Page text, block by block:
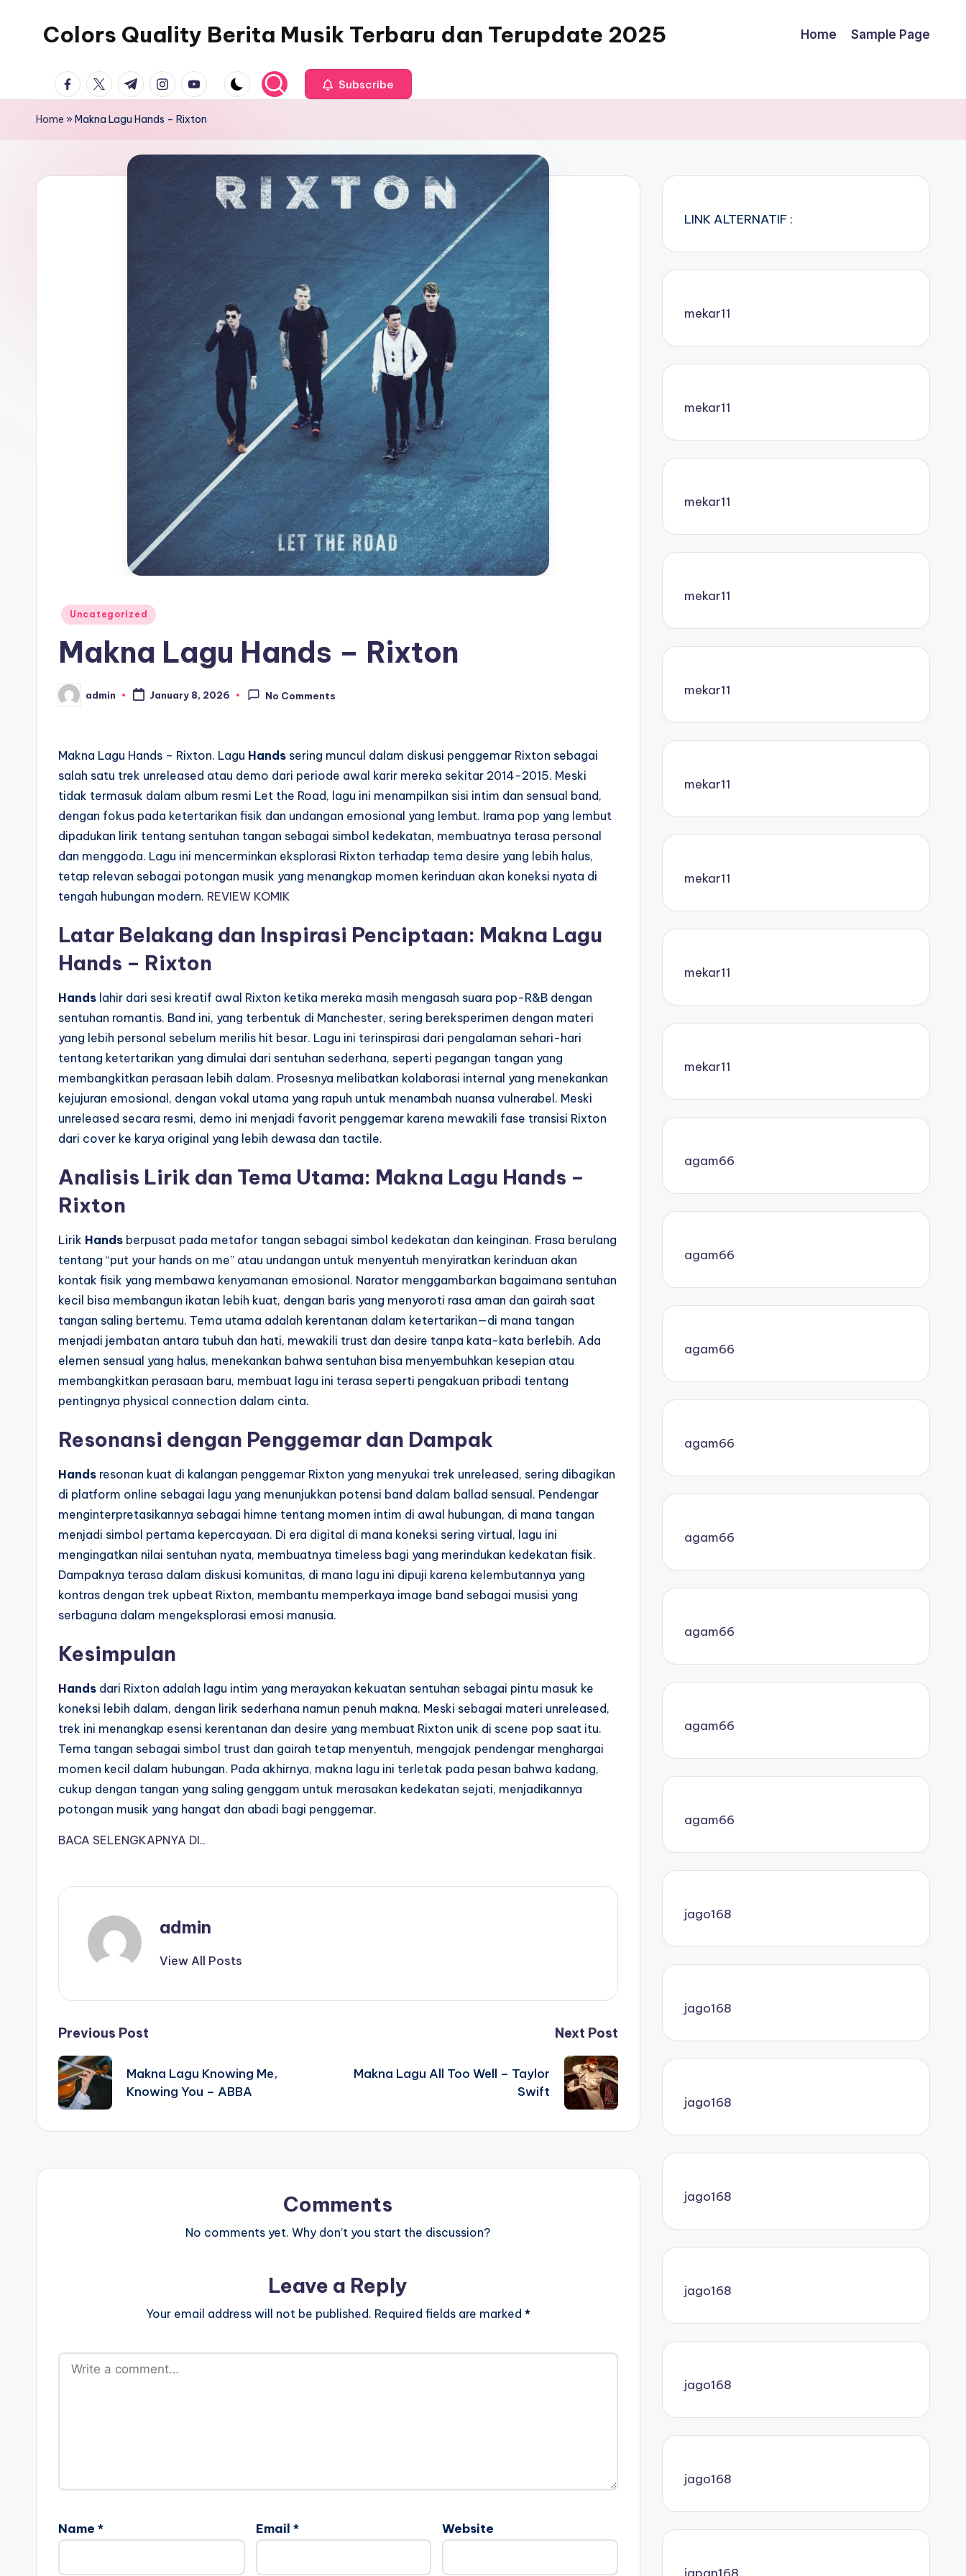
Colors Quality Berita Musik Terbaru dan Terupdate 2025 Home Sample Page
facebook.com
twitter.com
t.me instagram.com
youtube.com Subscribe
Home »Makna Lagu Hands – Rixton
Posted
Uncategorized
Makna Lagu Hands – Rixton
Posted
by
admin January 8, 2026 No Comments
Makna Lagu Hands – Rixton. Lagu Hands sering muncul dalam diskusi penggemar Rixton sebagai
salah satu trek unreleased atau demo dari periode awal karir mereka sekitar 2014-2015. Meski
tidak termasuk dalam album resmi Let the Road, lagu ini menampilkan sisi intim dan sensual band,
dengan fokus pada ketertarikan fisik dan undangan emosional yang lembut. Irama pop yang lembut
dipadukan lirik tentang sentuhan tangan sebagai simbol kedekatan, membuatnya terasa personal
dan menggoda. Lagu ini mencerminkan eksplorasi Rixton terhadap tema desire yang lebih halus,
tetap relevan sebagai potongan musik yang menangkap momen kerinduan akan koneksi nyata di
tengah hubungan modern. REVIEW KOMIK
Latar Belakang dan Inspirasi Penciptaan: Makna Lagu
Hands – Rixton
Hands lahir dari sesi kreatif awal Rixton ketika mereka masih mengasah suara pop-R&B dengan
sentuhan romantis. Band ini, yang terbentuk di Manchester, sering bereksperimen dengan materi
yang lebih personal sebelum merilis hit besar. Lagu ini terinspirasi dari pengalaman sehari-hari
tentang ketertarikan yang dimulai dari sentuhan sederhana, seperti pegangan tangan yang
membangkitkan perasaan lebih dalam. Prosesnya melibatkan kolaborasi internal yang menekankan
kejujuran emosional, dengan vokal utama yang rapuh untuk menambah nuansa vulnerabel. Meski
unreleased secara resmi, demo ini menjadi favorit penggemar karena mewakili fase transisi Rixton
dari cover ke karya original yang lebih dewasa dan tactile.
Analisis Lirik dan Tema Utama: Makna Lagu Hands –
Rixton
Lirik Hands berpusat pada metafor tangan sebagai simbol kedekatan dan keinginan. Frasa berulang
tentang “put your hands on me” atau undangan untuk menyentuh menyiratkan kerinduan akan
kontak fisik yang membawa kenyamanan emosional. Narator menggambarkan bagaimana sentuhan
kecil bisa membangun ikatan lebih kuat, dengan baris yang menyoroti rasa aman dan gairah saat
tangan saling bertemu. Tema utama adalah kerentanan dalam ketertarikan—di mana tangan
menjadi jembatan antara tubuh dan hati, mewakili trust dan desire tanpa kata-kata berlebih. Ada
elemen sensual yang halus, menekankan bahwa sentuhan bisa menyembuhkan kesepian atau
membangkitkan perasaan baru, membuat lagu ini terasa seperti pengakuan pribadi tentang
pentingnya physical connection dalam cinta.
Resonansi dengan Penggemar dan Dampak
Hands resonan kuat di kalangan penggemar Rixton yang menyukai trek unreleased, sering dibagikan
di platform online sebagai lagu yang menunjukkan potensi band dalam ballad sensual. Pendengar
menginterpretasikannya sebagai himne tentang momen intim di awal hubungan, di mana tangan
menjadi simbol pertama kepercayaan. Di era digital di mana koneksi sering virtual, lagu ini
mengingatkan nilai sentuhan nyata, membuatnya timeless bagi yang merindukan kedekatan fisik.
Dampaknya terasa dalam diskusi komunitas, di mana lagu ini dipuji karena kelembutannya yang
kontras dengan trek upbeat Rixton, membantu memperkaya image band sebagai musisi yang
serbaguna dalam mengeksplorasi emosi manusia.
Kesimpulan
Hands dari Rixton adalah lagu intim yang merayakan kekuatan sentuhan sebagai pintu masuk ke
koneksi lebih dalam, dengan lirik sederhana namun penuh makna. Meski sebagai materi unreleased,
trek ini menangkap esensi kerentanan dan desire yang membuat Rixton unik di scene pop saat itu.
Tema tangan sebagai simbol trust dan gairah tetap menyentuh, mengajak pendengar menghargai
momen kecil dalam hubungan. Pada akhirnya, makna lagu ini terletak pada pesan bahwa kadang,
cukup dengan tangan yang saling genggam untuk merasakan kedekatan sejati, menjadikannya
potongan musik yang hangat dan abadi bagi penggemar.
BACA SELENGKAPNYA DI..
admin
View All Posts
Post
navigation
Previous Post
Makna Lagu Knowing Me,
Knowing You – ABBA
Next Post
Makna Lagu All Too Well – Taylor
Swift
Comments
No comments yet. Why don’t you start the discussion?
Leave a Reply
Your email address will not be published. Required fields are marked *
Name * Email * Website
LINK ALTERNATIF :
mekar11
mekar11
mekar11
mekar11
mekar11
mekar11
mekar11
mekar11
mekar11
agam66
agam66
agam66
agam66
agam66
agam66
agam66
agam66
jago168
jago168
jago168
jago168
jago168
jago168
jago168